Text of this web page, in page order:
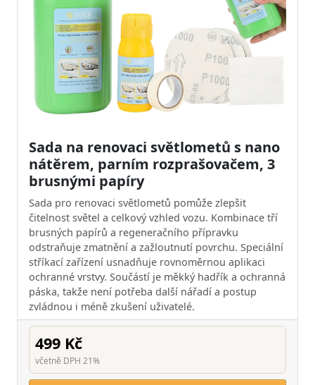
Sada na renovaci světlometů s nano
nátěrem, parním rozprašovačem, 3
brusnými papíry
Sada pro renovaci světlometů pomůže zlepšit
čitelnost světel a celkový vzhled vozu. Kombinace tří
brusných papírů a regeneračního přípravku
odstraňuje zmatnění a zažloutnutí povrchu. Speciální
stříkací zařízení usnadňuje rovnoměrnou aplikaci
ochranné vrstvy. Součástí je měkký hadřík a ochranná
páska, takže není potřeba další nářadí a postup
zvládnou i méně zkušení uživatelé.
499 Kč
včetně DPH 21%